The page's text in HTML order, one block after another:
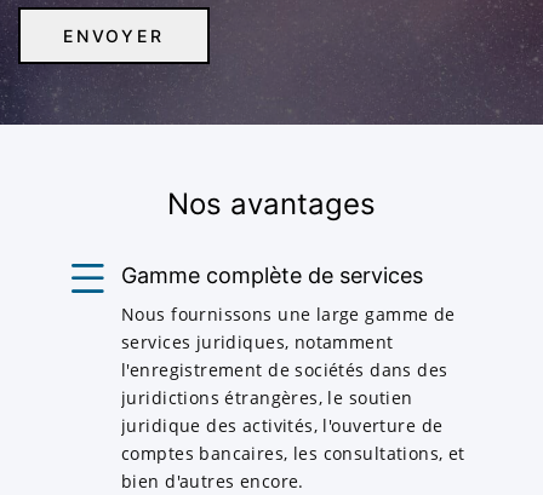
Nos avantages
Gamme complète de services
Nous fournissons une large gamme de
services juridiques, notamment
l'enregistrement de sociétés dans des
juridictions étrangères, le soutien
juridique des activités, l'ouverture de
comptes bancaires, les consultations, et
bien d'autres encore.